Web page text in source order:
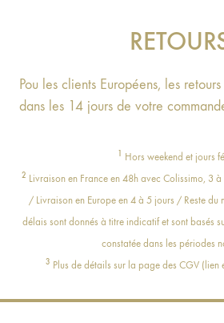
Pou les clients Européens, les
dans les 14 jours de votre
1 Hors weekend et jours
2 Livraison en France en 48h avec Colissimo, 3
/ Livraison en Europe en 4 à 5 jours / Reste du
délais sont donnés à titre indicatif et sont basés
constatée dans les périodes
3 Plus de détails sur la page des CGV (lien